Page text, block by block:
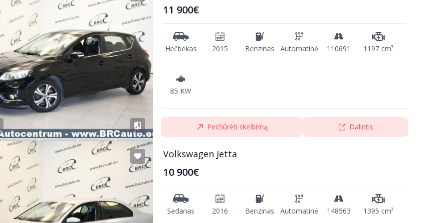
11 900€
Hečbekas 2015 Benzinas Automatinė 110691 1197 cm³
85 KW
Peržiūrėti skelbimą Dalintis
Volkswagen Jetta
10 900€
Sedanas 2016 Benzinas Automatinė 148563 1395 cm³